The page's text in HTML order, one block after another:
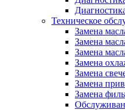
Техническое
Замена
Замена
Замена
Замена
Замена
Замена
Замена